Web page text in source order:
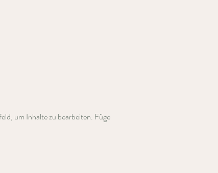
um Inhalte zu bearbeiten. Füge